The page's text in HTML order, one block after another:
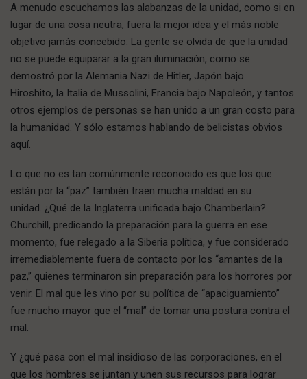
A menudo escuchamos las alabanzas de la unidad, como si en
lugar de una cosa neutra, fuera la mejor idea y el más noble
objetivo jamás concebido. La gente se olvida de que la unidad
no se puede equiparar a la gran iluminación, como se
demostró por la Alemania Nazi de Hitler, Japón bajo
Hiroshito, la Italia de Mussolini, Francia bajo Napoleón, y tantos
otros ejemplos de personas se han unido a un gran costo para
la humanidad. Y sólo estamos hablando de belicistas obvios
aquí.
Lo que no es tan comúnmente reconocido es que los que
están por la “paz” también traen mucha maldad en su
unidad. ¿Qué de la Inglaterra unificada bajo Chamberlain?
Churchill, predicando la preparación para la guerra en ese
momento, fue relegado a la Siberia política, y fue considerado
irremediablemente fuera de contacto por los “amantes de la
paz,” quienes terminaron sin preparación para los horrores por
venir. El mal que les vino por su política de “apaciguamiento”
fue mucho mayor que el “mal” de tomar una postura contra el
mal.
Y ¿qué pasa con el mal insidioso de las corporaciones, en el
que los hombres se juntan y unen sus recursos para lograr